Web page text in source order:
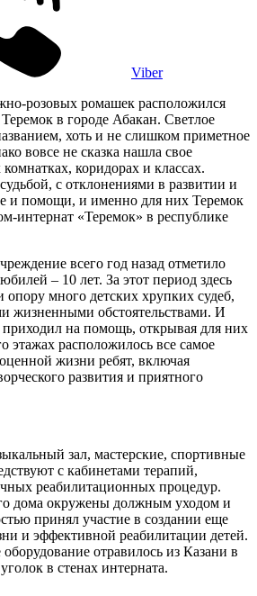
Viber
розовых ромашек расположился
в городе Абакан. Светлое
хоть и не слишком приметное
вовсе не сказка нашла свое
коридорах и классах.
с отклонениями в развитии и
и помощи, и именно для них Теремок
интернат «Теремок» в республике
всего год назад отметило
– 10 лет. За этот период здесь
много детских хрупких судеб,
жизненными обстоятельствами. И
на помощь, открывая для них
этажах расположилось все самое
жизни ребят, включая
развития и приятного
зал, мастерские, спортивные
с кабинетами терапий,
реабилитационных процедур.
дома окружены должным уходом и
принял участие в создании еще
и эффективной реабилитации детей.
отравилось из Казани в
в стенах интерната.